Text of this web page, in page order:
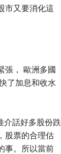
市又要消化這
張， 歐洲多國
了加息和收水
介話好多股份跌
股票的合理估
事。所以當前